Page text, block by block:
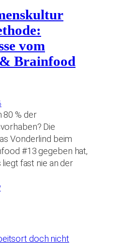
vom
Brainfood
80 % der
Die
Vonderlind beim
#13 gegeben hat,
liegt fast nie an der